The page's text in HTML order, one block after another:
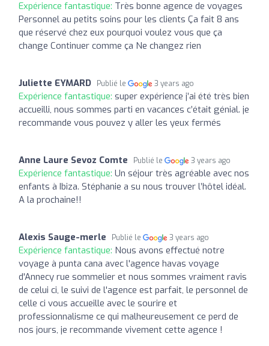
Expérience fantastique: Très bonne agence de voyages
Personnel au petits soins pour les clients Ça fait 8 ans
que réservé chez eux pourquoi voulez vous que ça
change Continuer comme ça Ne changez rien
Juliette EYMARD Publié le 3 years ago
Expérience fantastique: super expérience j’ai été très bien
accueilli, nous sommes parti en vacances c’était génial. je
recommande vous pouvez y aller les yeux fermés
Anne Laure Sevoz Comte Publié le 3 years ago
Expérience fantastique: Un séjour très agréable avec nos
enfants à Ibiza. Stéphanie a su nous trouver l’hôtel idéal.
A la prochaine!!
Alexis Sauge-merle Publié le 3 years ago
Expérience fantastique: Nous avons effectué notre
voyage à punta cana avec l'agence havas voyage
d'Annecy rue sommelier et nous sommes vraiment ravis
de celui ci, le suivi de l'agence est parfait, le personnel de
celle ci vous accueille avec le sourire et
professionnalisme ce qui malheureusement ce perd de
nos jours, je recommande vivement cette agence !